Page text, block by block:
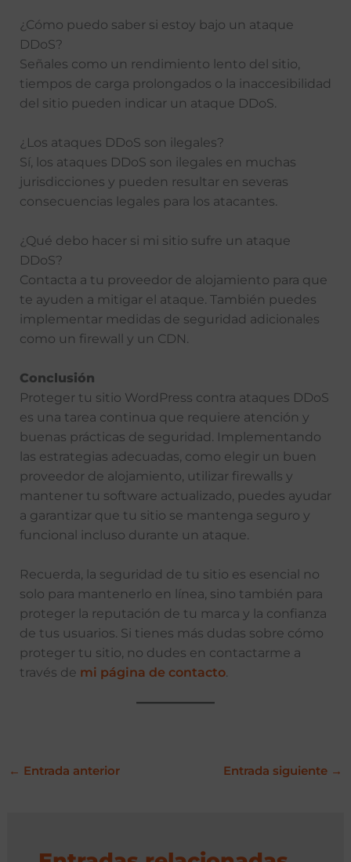
¿Cómo puedo saber si estoy bajo un ataque
DDoS?
Señales como un rendimiento lento del sitio,
tiempos de carga prolongados o la inaccesibilidad
del sitio pueden indicar un ataque DDoS.
¿Los ataques DDoS son ilegales?
Sí, los ataques DDoS son ilegales en muchas
jurisdicciones y pueden resultar en severas
consecuencias legales para los atacantes.
¿Qué debo hacer si mi sitio sufre un ataque
DDoS?
Contacta a tu proveedor de alojamiento para que
te ayuden a mitigar el ataque. También puedes
implementar medidas de seguridad adicionales
como un firewall y un CDN.
Conclusión
Proteger tu sitio WordPress contra ataques DDoS
es una tarea continua que requiere atención y
buenas prácticas de seguridad. Implementando
las estrategias adecuadas, como elegir un buen
proveedor de alojamiento, utilizar firewalls y
mantener tu software actualizado, puedes ayudar
a garantizar que tu sitio se mantenga seguro y
funcional incluso durante un ataque.
Recuerda, la seguridad de tu sitio es esencial no
solo para mantenerlo en línea, sino también para
proteger la reputación de tu marca y la confianza
de tus usuarios. Si tienes más dudas sobre cómo
proteger tu sitio, no dudes en contactarme a
través de mi página de contacto.
← Entrada anterior Entrada siguiente →